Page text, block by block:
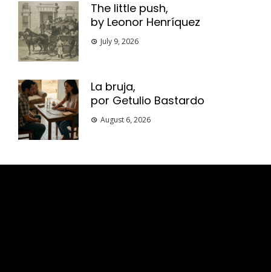
The little push,
by Leonor Henríquez
July 9, 2026
La bruja,
por Getulio Bastardo
August 6, 2026